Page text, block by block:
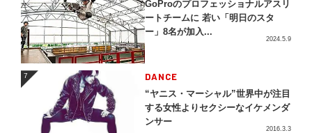
GoProのプロフェッショナルアスリ
ートチームに 若い「明日のスタ
ー」8名が加入...
2024.5.9
7 DANCE
“ヤニス・マーシャル”世界中が注目
する女性よりセクシーなイケメンダ
ンサー
2016.3.3